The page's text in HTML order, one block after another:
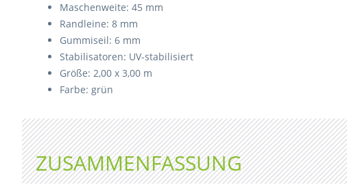
Maschenweite: 45 mm
Randleine: 8 mm
Gummiseil: 6 mm
Stabilisatoren: UV-stabilisiert
Größe: 2,00 x 3,00 m
Farbe: grün
ZUSAMMENFASSUNG